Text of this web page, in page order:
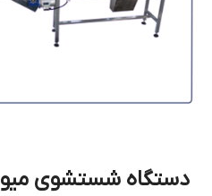
دستگاه شستشوي